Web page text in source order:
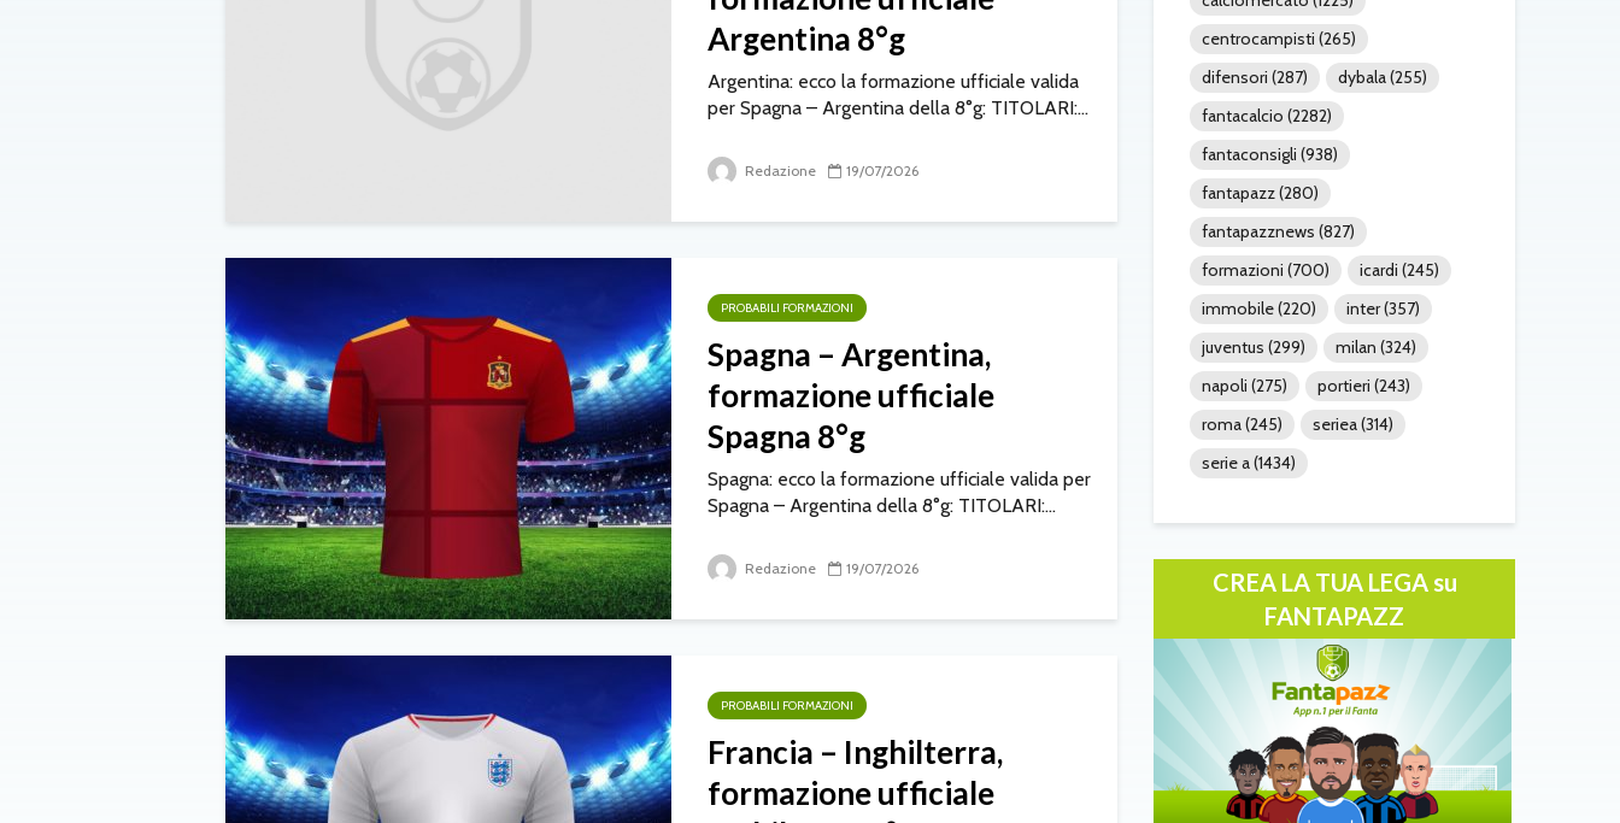
Argentina 8°g
Argentina: ecco la formazione ufficiale valida
per Spagna – Argentina della 8°g: TITOLARI:...
Redazione 19/07/2026
PROBABILI FORMAZIONI
Spagna – Argentina,
formazione ufficiale
Spagna 8°g
Spagna: ecco la formazione ufficiale valida per
Spagna – Argentina della 8°g: TITOLARI:...
Redazione 19/07/2026
PROBABILI FORMAZIONI
Francia – Inghilterra,
formazione ufficiale
centrocampisti (265)
difensori (287) dybala(255)
fantacalcio (2282)
fantaconsigli (938)
fantapazz(280)
fantapazznews (827)
formazioni (700) icardi (245)
immobile(220) inter(357)
juventus (299) milan (324)
napoli (275) portieri (243)
roma(245) seriea(314)
serie a(1434)
CREA LA TUA LEGA su
FANTAPAZZ